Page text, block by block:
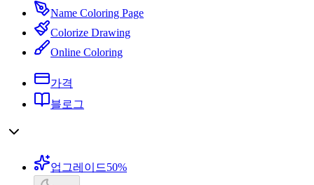
Name Coloring Page
Colorize Drawing
Online Coloring
가격
블로그
업그레이드50%